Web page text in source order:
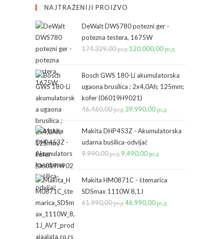
NAJTRAŽENIJI PROIZVO
DeWalt DWS780 potezni ger -
potezna testera, 1675W
174.329,00рсд Originalna
je
bila:
174.329,00 рсд.
120.000,00рсд
je:
120.000,00 рсд.
Bosch GWS 180-Li akumulatorska
ugaona brusilica ; 2x4,0Ah; 125mm;
kofer (06019H9021)
46.460,00рсд Originalna
je
bila:
46.460,00 рсд.
39.990,00рсд
je:
Makita DHP453Z - Akumulatorska
udarna bušilica-odvijač
9.990,00рсд Originalna
je
bila:
9.990,00 рсд.
9.490,00рсд
je:
Makita HM0871C - štemarica
SDSmax 1110W 8,1J
61.990,00рсдOriginalna
46.990,00рсд